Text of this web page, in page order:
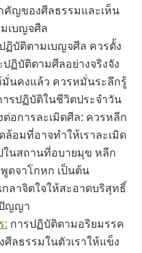
คัญของศีลธรรมและเห็น
เบญจศีล
ฏิบัติตามเบญจศีล ควรตั้ง
ฏิบัติตามศีลอย่างจริงจัง
มั่นคงแล้ว ควรหมั่นระลึกรู้
รปฏิบัติในชีวิตประจำวัน
อการละเมิดศีล: ควรหลีก
อมที่อาจทำให้เราละเมิด
ในสถานที่อบายมุข หลีก
ดจาโกหก เป็นต้น
ลาจิตใจให้สะอาดบริสุทธิ์
ปัญญา
: การปฏิบัติตามอริยมรรค
ศีลธรรมในตัวเราให้แข็ง